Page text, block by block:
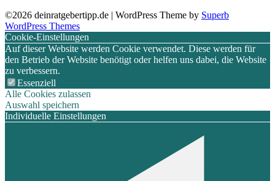
©2026 deinratgebertipp.de | WordPress Theme by Superb
WordPress Themes
Cookie-Einstellungen
Auf dieser Website werden Cookie verwendet. Diese werden für
den Betrieb der Website benötigt oder helfen uns dabei, die Website
zu verbessern.
Essenziell
Alle Cookies zulassen
Auswahl speichern
Individuelle Einstellungen